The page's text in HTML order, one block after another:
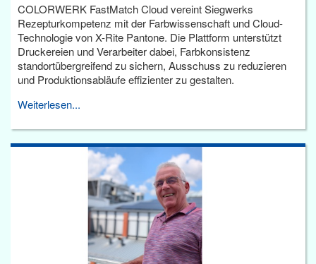
COLORWERK FastMatch Cloud vereint Siegwerks
Rezepturkompetenz mit der Farbwissenschaft und Cloud-
Technologie von X-Rite Pantone. Die Plattform unterstützt
Druckereien und Verarbeiter dabei, Farbkonsistenz
standortübergreifend zu sichern, Ausschuss zu reduzieren
und Produktionsabläufe effizienter zu gestalten.
Weiterlesen...